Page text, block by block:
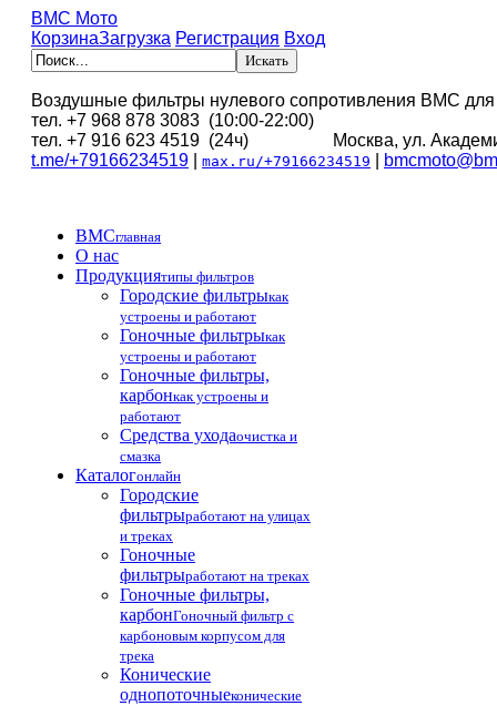
BMC Мото
КорзинаЗагрузка Регистрация Вход
Воздушные фильтры нулевого сопротивления BMC
тел. +7 968 878 3083 (10:00-22:00)
тел. +7 916 623 4519 (24ч) Москва, ул.
t.me/+79166234519
max.ru/+79166234519
BMCглавная
О нас
Продукциятипы фильтров
Городские фильтрыкак
устроены и работают
Гоночные фильтрыкак
устроены и работают
Гоночные фильтры,
карбонкак устроены и
работают
Средства уходаочистка и
смазка
Каталогонлайн
Городские
фильтрыработают на улицах
и треках
Гоночные
фильтрыработают на треках
Гоночные фильтры,
карбонГоночный фильтр с
карбоновым корпусом для
трека
Конические
однопоточныеконические